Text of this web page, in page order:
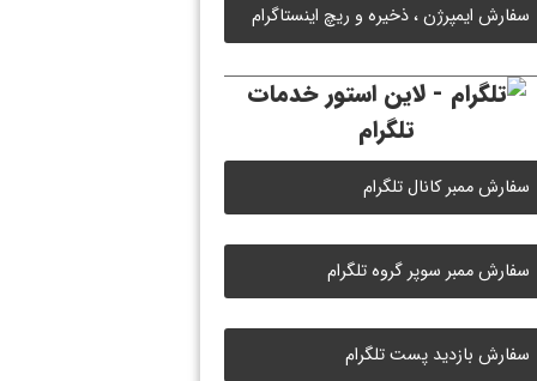
سفارش ایمپرژن ، ذخیره و ریچ اینستاگرام
خدمات
تلگرام
سفارش ممبر کانال تلگرام
سفارش ممبر سوپر گروه تلگرام
سفارش بازدید پست تلگرام